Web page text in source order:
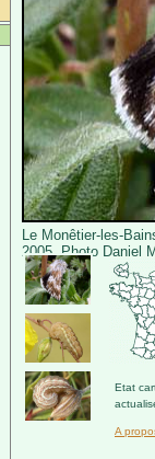
Le Monêtier-les-
2005. Photo Daniel
Etat
A